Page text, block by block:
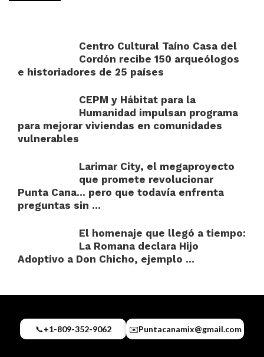
Centro Cultural Taíno Casa del
Cordón recibe 150 arqueólogos
e historiadores de 25 países
CEPM y Hábitat para la
Humanidad impulsan programa
para mejorar viviendas en comunidades
vulnerables
Larimar City, el megaproyecto
que promete revolucionar
Punta Cana… pero que todavía enfrenta
preguntas sin ...
El homenaje que llegó a tiempo:
La Romana declara Hijo
Adoptivo a Don Chicho, ejemplo ...
📞+1-809-352-9062 ✉️Puntacanamix@gmail.com